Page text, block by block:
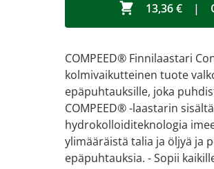
13,36 € |
COMPEED® Finnilaastari
kolmivaikutteinen tuote
epäpuhtauksille, joka
COMPEED® -laastarin
hydrokolloiditeknologia
ylimääräistä talia ja öljyä ja
epäpuhtauksia. - Sopii